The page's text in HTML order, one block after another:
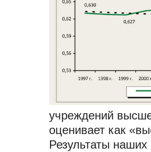
учреждений
оценивает как
Результаты